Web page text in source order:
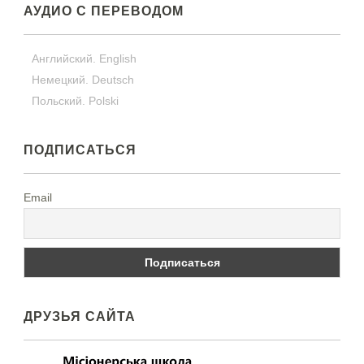
АУДИО С ПЕРЕВОДОМ
Английский. English
Немецкий. Deutsch
Польский. Polski
ПОДПИСАТЬСЯ
Email
ДРУЗЬЯ САЙТА